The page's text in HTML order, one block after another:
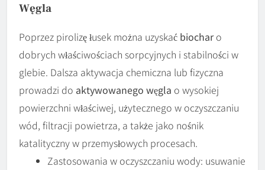
Węgla
Poprzez pirolizę łusek można uzyskać biocharo
dobrych właściwościach sorpcyjnych i stabilności w
glebie. Dalsza aktywacja chemiczna lub fizyczna
prowadzi do aktywowanego węgla o wysokiej
powierzchni właściwej, użytecznego w oczyszczaniu
wód, filtracji powietrza, a także jako nośnik
katalityczny w przemysłowych procesach.
Zastosowania w oczyszczaniu wody: usuwanie